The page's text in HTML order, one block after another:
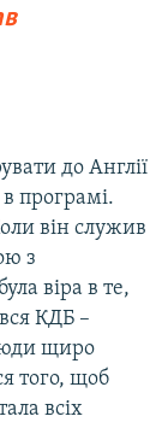
до Англії
програмі.
він служив
з
віра в те,
КДБ –
щиро
того, щоб
всіх